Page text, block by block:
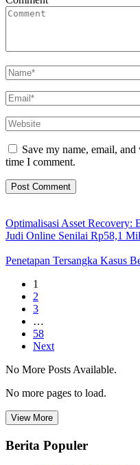
Save my name, email,
time I comment.
Optimalisasi Asset Recovery:
Judi Online Senilai Rp58,1
Penetapan Tersangka Kasus
1
2
3
…
58
Next
No More Posts Available.
No more pages to load.
View More
Berita Populer